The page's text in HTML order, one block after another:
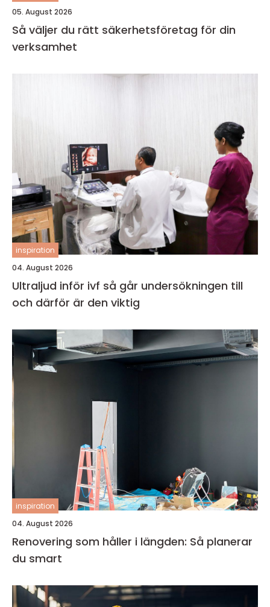
05. August 2026
Så väljer du rätt säkerhetsföretag för din
verksamhet
inspiration
04. August 2026
Ultraljud inför ivf så går undersökningen till
och därför är den viktig
inspiration
04. August 2026
Renovering som håller i längden: Så planerar
du smart